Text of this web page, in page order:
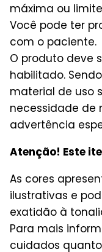
máxima ou
Você pode ter
com o paciente.
O produto deve
habilitado.
material de uso
necessidade de
advertência
Atenção! Este
As cores
ilustrativas e
exatidão à
Para mais
cuidados